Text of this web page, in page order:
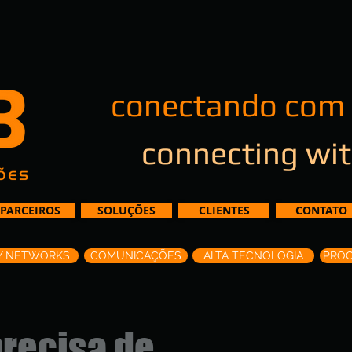
connecting
conectando
NETWORKS COMUNICAÇÕES ALTA TECNOLOGIA
PARCEIROS SOLUÇÕES CLIENTES CONTATO